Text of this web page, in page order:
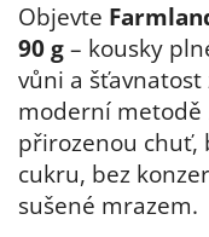
Objevte
90 g – kousky
vůni a
moderní metodě
přirozenou chuť,
cukru, bez
sušené mrazem.